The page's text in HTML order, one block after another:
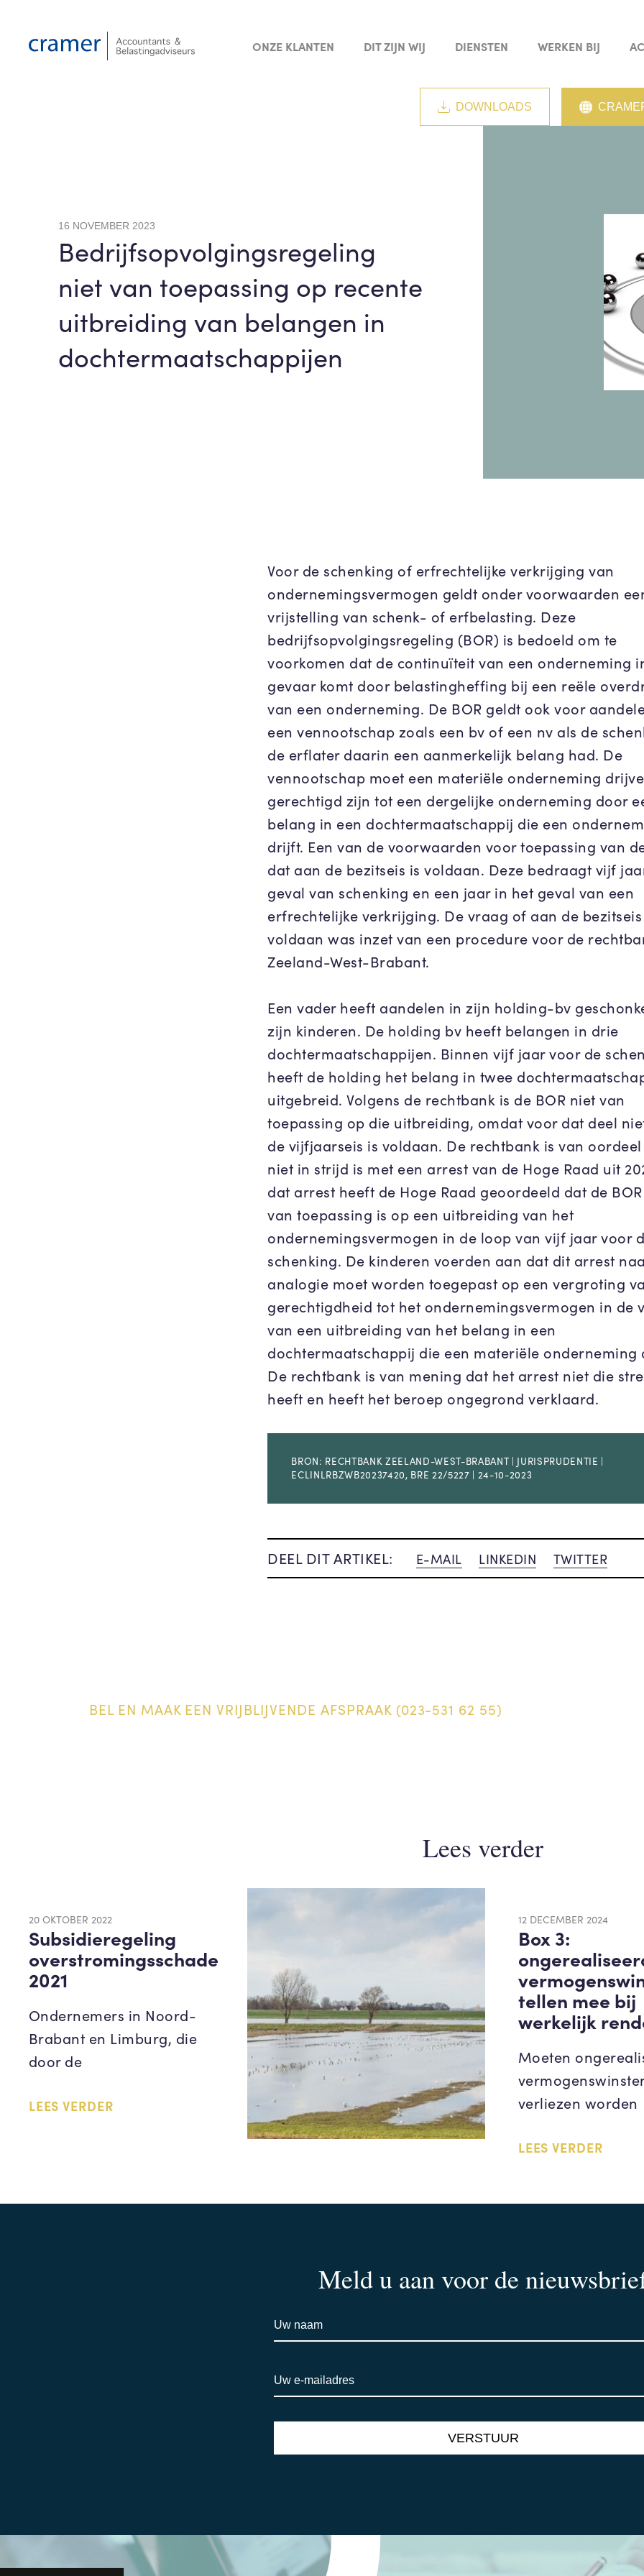
ONZE KLANTEN DIT ZIJN WIJ DIENSTEN WERKEN BIJ
DOWNLOADS
16 NOVEMBER 2023
Bedrijfsopvolgingsregeling
niet van toepassing op recente
uitbreiding van belangen in
dochtermaatschappijen
Voor de schenking of erfrechtelijke verkrijging van
ondernemingsvermogen geldt onder voorwaarden
vrijstelling van schenk- of erfbelasting. Deze
bedrijfsopvolgingsregeling (BOR) is bedoeld om te
voorkomen dat de continuïteit van een onderneming
gevaar komt door belastingheffing bij een reële
van een onderneming. De BOR geldt ook voor
een vennootschap zoals een bv of een nv als de
de erflater daarin een aanmerkelijk belang had. De
vennootschap moet een materiële onderneming
gerechtigd zijn tot een dergelijke onderneming door
belang in een dochtermaatschappij die een
drijft. Een van de voorwaarden voor toepassing van
dat aan de bezitseis is voldaan. Deze bedraagt vijf
geval van schenking en een jaar in het geval van een
erfrechtelijke verkrijging. De vraag of aan de
voldaan was inzet van een procedure voor de
Zeeland-West-Brabant.
Een vader heeft aandelen in zijn holding-bv
zijn kinderen. De holding bv heeft belangen in drie
dochtermaatschappijen. Binnen vijf jaar voor de
heeft de holding het belang in twee
uitgebreid. Volgens de rechtbank is de BOR niet van
toepassing op die uitbreiding, omdat voor dat deel
de vijfjaarseis is voldaan. De rechtbank is van
niet in strijd is met een arrest van de Hoge Raad uit
dat arrest heeft de Hoge Raad geoordeeld dat de
van toepassing is op een uitbreiding van het
ondernemingsvermogen in de loop van vijf jaar voor
schenking. De kinderen voerden aan dat dit arrest
analogie moet worden toegepast op een vergroting
gerechtigdheid tot het ondernemingsvermogen in de
van een uitbreiding van het belang in een
dochtermaatschappij die een materiële onderneming
De rechtbank is van mening dat het arrest niet die
heeft en heeft het beroep ongegrond verklaard.
BRON: RECHTBANK ZEELAND-WEST-BRABANT | JURISPRUDENTIE |
ECLINLRBZWB20237420, BRE 22/5227 | 24-10-2023
DEEL DIT ARTIKEL: E-MAIL LINKEDIN TWITTER
BEL EN MAAK EEN VRIJBLIJVENDE AFSPRAAK (023-531 62 55)
Lees verder
20 OKTOBER 2022
Subsidieregeling
overstromingsschade
2021
Ondernemers in Noord-
Brabant en Limburg, die
door de
LEES VERDER
12 DECEMBER 2024
Box 3:
tellen mee bij
werkelijk
Moeten
verliezen worden
LEES VERDER
Meld u aan voor de